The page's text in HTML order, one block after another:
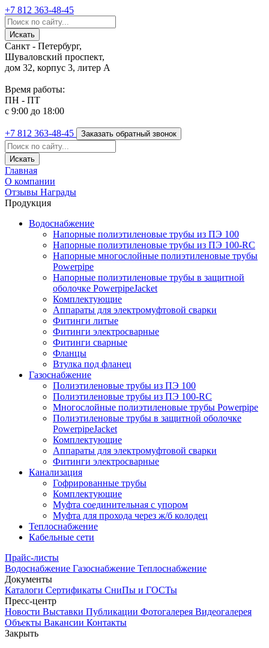
+7 812 363-48-45
Санкт - Петербург,
Шуваловский проспект,
дом 32, корпус 3, литер А
Время работы:
ПН - ПТ
с 9:00 до 18:00
+7 812 363-48-45 Заказать обратный звонок
Главная
О компании
Отзывы Награды
Продукция
Водоснабжение
Напорные полиэтиленовые трубы из ПЭ 100
Напорные полиэтиленовые трубы из ПЭ 100-RC
Напорные многослойные полиэтиленовые трубы
Powerpipe
Напорные полиэтиленовые трубы в защитной
оболочке PowerpipeJacket
Комплектующие
Аппараты для электромуфтовой сварки
Фитинги литые
Фитинги электросварные
Фитинги сварные
Фланцы
Втулка под фланец
Газоснабжение
Полиэтиленовые трубы из ПЭ 100
Полиэтиленовые трубы из ПЭ 100-RC
Многослойные полиэтиленовые трубы Powerpipe
Полиэтиленовые трубы в защитной оболочке
PowerpipeJacket
Комплектующие
Аппараты для электромуфтовой сварки
Фитинги электросварные
Канализация
Гофрированные трубы
Комплектующие
Муфта соединительная с упором
Муфта для прохода через ж/б колодец
Теплоснабжение
Кабельные сети
Прайс-листы
Водоснабжение Газоснабжение Теплоснабжение
Документы
Каталоги Сертификаты СниПы и ГОСТы
Пресс-центр
Новости Выставки Публикации Фотогалерея Видеогалерея
Объекты Вакансии Контакты
Закрыть